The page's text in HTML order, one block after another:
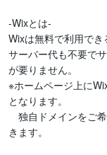
-Wixとは-
Wixは無料で利用でき
サーバー代も不要で
が要りません。
※ホームページ上に
となります。
独自ドメインをご
きます。